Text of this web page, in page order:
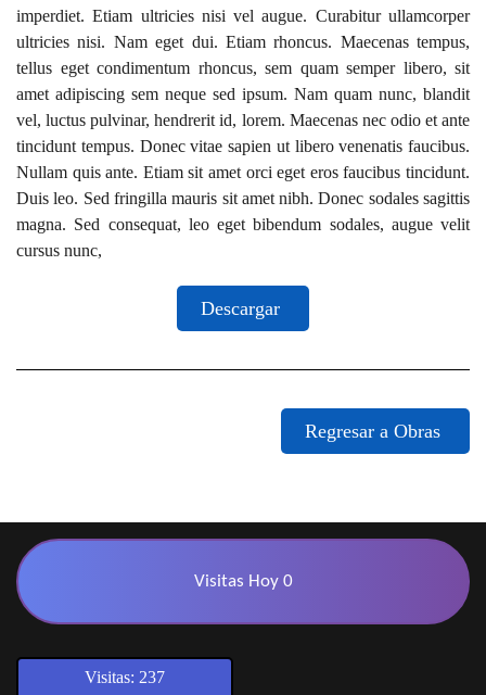
imperdiet. Etiam ultricies nisi vel augue. Curabitur ullamcorper
ultricies nisi. Nam eget dui. Etiam rhoncus. Maecenas tempus,
tellus eget condimentum rhoncus, sem quam semper libero, sit
amet adipiscing sem neque sed ipsum. Nam quam nunc, blandit
vel, luctus pulvinar, hendrerit id, lorem. Maecenas nec odio et ante
tincidunt tempus. Donec vitae sapien ut libero venenatis faucibus.
Nullam quis ante. Etiam sit amet orci eget eros faucibus tincidunt.
Duis leo. Sed fringilla mauris sit amet nibh. Donec sodales sagittis
magna. Sed consequat, leo eget bibendum sodales, augue velit
cursus nunc,
Descargar
Regresar a Obras
Visitas Hoy 0
Visitas: 237